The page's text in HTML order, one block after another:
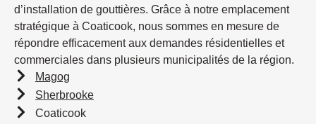
d’installation de gouttières. Grâce à notre emplacement
stratégique à Coaticook, nous sommes en mesure de
répondre efficacement aux demandes résidentielles et
commerciales dans plusieurs municipalités de la région.
Magog
Sherbrooke
Coaticook